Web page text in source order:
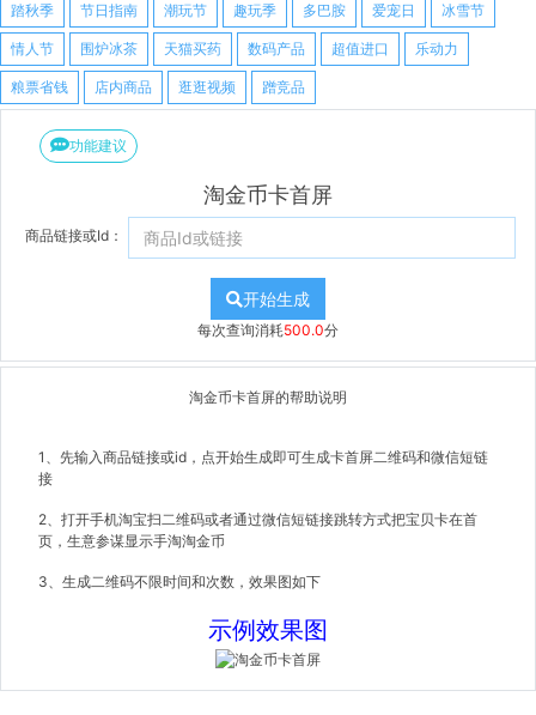
踏秋季 节日指南 潮玩节 趣玩季 多巴胺 爱宠日 冰雪节
情人节 围炉冰茶 天猫买药 数码产品 超值进口 乐动力
粮票省钱 店内商品 逛逛视频 蹭竞品
功能建议
淘金币卡首屏
商品链接或Id：
开始生成
每次查询消耗500.0分
淘金币卡首屏的帮助说明
1、先输入商品链接或id，点开始生成即可生成卡首屏二维码和微信短链
接
2、打开手机淘宝扫二维码或者通过微信短链接跳转方式把宝贝卡在首
页，生意参谋显示手淘淘金币
3、生成二维码不限时间和次数，效果图如下
示例效果图